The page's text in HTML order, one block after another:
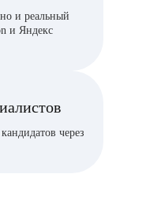
и реальный
и Яндекс
через